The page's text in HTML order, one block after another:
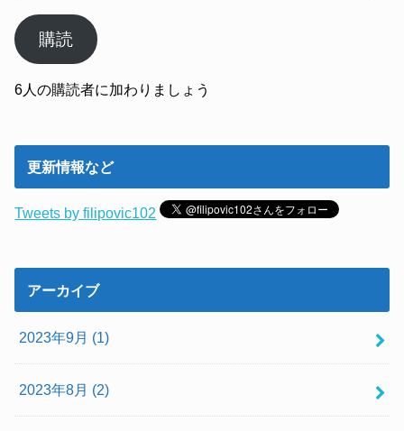
ル
ア
ド
ス
購読
6人の購読者に加わりましょう
更新情報など
Tweets by filipovic102
アーカイブ
2023年9月 (1)
2023年8月 (2)